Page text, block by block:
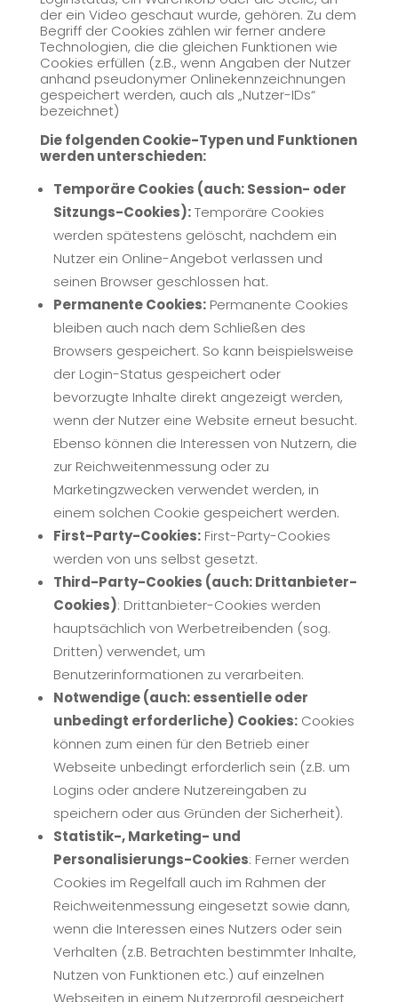
der ein Video geschaut wurde, gehören. Zu dem
Begriff der Cookies zählen wir ferner andere
Technologien, die die gleichen Funktionen wie
Cookies erfüllen (z.B., wenn Angaben der Nutzer
anhand pseudonymer Onlinekennzeichnungen
gespeichert werden, auch als „Nutzer-IDs“
bezeichnet)
Die folgenden Cookie-Typen und Funktionen
werden unterschieden:
Temporäre Cookies (auch: Session- oder
Sitzungs-Cookies):Temporäre Cookies
werden spätestens gelöscht, nachdem ein
Nutzer ein Online-Angebot verlassen und
seinen Browser geschlossen hat.
Permanente Cookies:Permanente Cookies
bleiben auch nach dem Schließen des
Browsers gespeichert. So kann beispielsweise
der Login-Status gespeichert oder
bevorzugte Inhalte direkt angezeigt werden,
wenn der Nutzer eine Website erneut besucht.
Ebenso können die Interessen von Nutzern, die
zur Reichweitenmessung oder zu
Marketingzwecken verwendet werden, in
einem solchen Cookie gespeichert werden.
First-Party-Cookies:First-Party-Cookies
werden von uns selbst gesetzt.
Third-Party-Cookies (auch: Drittanbieter-
Cookies): Drittanbieter-Cookies werden
hauptsächlich von Werbetreibenden (sog.
Dritten) verwendet, um
Benutzerinformationen zu verarbeiten.
Notwendige (auch: essentielle oder
unbedingt erforderliche) Cookies:Cookies
können zum einen für den Betrieb einer
Webseite unbedingt erforderlich sein (z.B. um
Logins oder andere Nutzereingaben zu
speichern oder aus Gründen der Sicherheit).
Statistik-, Marketing- und
Personalisierungs-Cookies: Ferner werden
Cookies im Regelfall auch im Rahmen der
Reichweitenmessung eingesetzt sowie dann,
wenn die Interessen eines Nutzers oder sein
Verhalten (z.B. Betrachten bestimmter Inhalte,
Nutzen von Funktionen etc.) auf einzelnen
Webseiten in einem Nutzerprofil gespeichert